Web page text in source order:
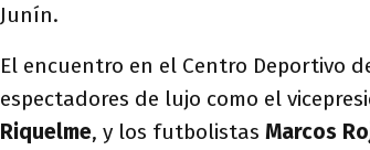
Junín.
El encuentro en el Centro Deportivo
espectadores de lujo como el
Riquelme, y los futbolistas Marcos